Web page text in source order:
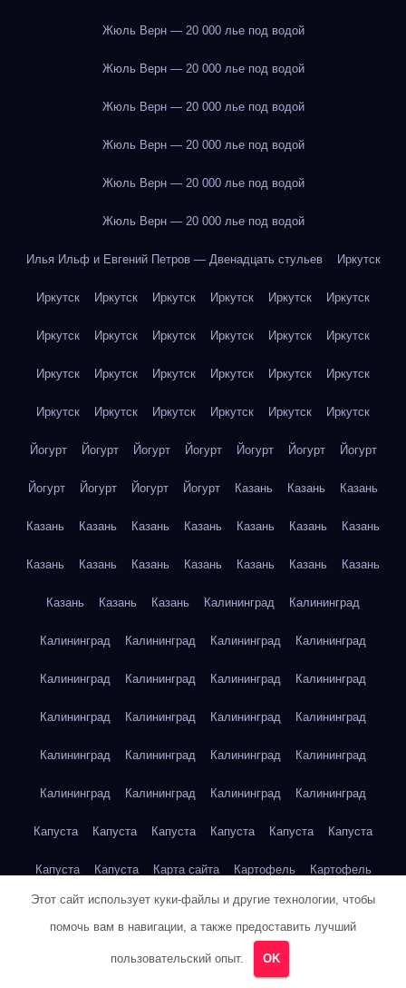
Жюль Верн — 20 000 лье под водой
Жюль Верн — 20 000 лье под водой
Жюль Верн — 20 000 лье под водой
Жюль Верн — 20 000 лье под водой
Жюль Верн — 20 000 лье под водой
Жюль Верн — 20 000 лье под водой
Илья Ильф и Евгений Петров — Двенадцать стульев Иркутск
Иркутск Иркутск Иркутск Иркутск Иркутск Иркутск
Иркутск Иркутск Иркутск Иркутск Иркутск Иркутск
Иркутск Иркутск Иркутск Иркутск Иркутск Иркутск
Иркутск Иркутск Иркутск Иркутск Иркутск Иркутск
Йогурт Йогурт Йогурт Йогурт Йогурт Йогурт Йогурт
Йогурт Йогурт Йогурт Йогурт Казань Казань Казань
Казань Казань Казань Казань Казань Казань Казань
Казань Казань Казань Казань Казань Казань Казань
Казань Казань Казань Калининград Калининград
Калининград Калининград Калининград Калининград
Калининград Калининград Калининград Калининград
Калининград Калининград Калининград Калининград
Калининград Калининград Калининград Калининград
Калининград Калининград Калининград Калининград
Капуста Капуста Капуста Капуста Капуста Капуста
Капуста Капуста Карта сайта Картофель Картофель
Картофель Картофель Картофель Картофель
Кейптаун
Этот сайт использует куки-файлы и другие технологии, чтобы
помочь вам в навигации, а также предоставить лучший
пользовательский опыт. OK